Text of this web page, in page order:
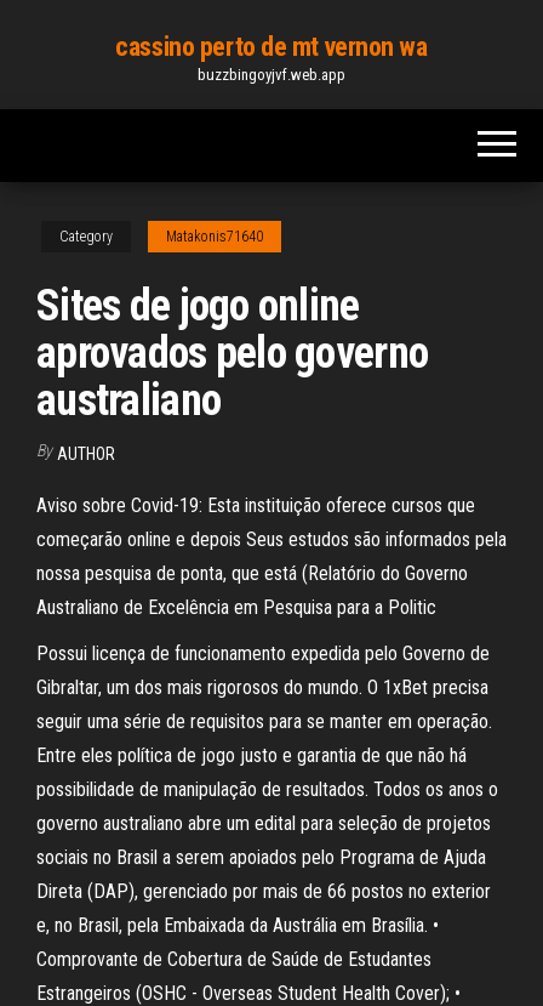
content
cassino perto de mt vernon wa
buzzbingoyjvf.web.app
Category Matakonis71640
Sites de jogo online
aprovados pelo governo
australiano
By AUTHOR
Aviso sobre Covid-19: Esta instituição oferece cursos que
começarão online e depois Seus estudos são informados pela
nossa pesquisa de ponta, que está (Relatório do Governo
Australiano de Excelência em Pesquisa para a Politic
Possui licença de funcionamento expedida pelo Governo de
Gibraltar, um dos mais rigorosos do mundo. O 1xBet precisa
seguir uma série de requisitos para se manter em operação.
Entre eles política de jogo justo e garantia de que não há
possibilidade de manipulação de resultados. Todos os anos o
governo australiano abre um edital para seleção de projetos
sociais no Brasil a serem apoiados pelo Programa de Ajuda
Direta (DAP), gerenciado por mais de 66 postos no exterior
e, no Brasil, pela Embaixada da Austrália em Brasília. •
Comprovante de Cobertura de Saúde de Estudantes
Estrangeiros (OSHC - Overseas Student Health Cover); •